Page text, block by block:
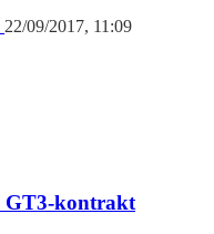
22/09/2017, 11:09
GT3-kontrakt